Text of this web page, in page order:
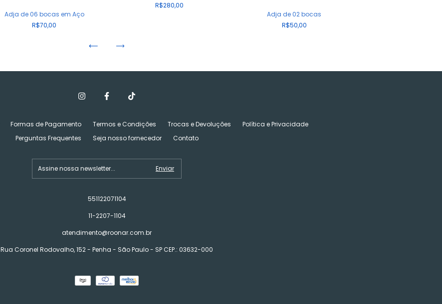
Adja de 06 bocas em Aço
R$70,00
R$280,00
Adja de 02 bocas
R$50,00
Formas de Pagamento Termos e Condições Trocas e Devoluções
Política e Privacidade
Perguntas Frequentes
Seja nosso fornecedor Contato
551122071104
11-2207-1104
atendimento@roonar.com.br
Rua Coronel Rodovalho, 152 - Penha - São Paulo - SP CEP.: 03632-000